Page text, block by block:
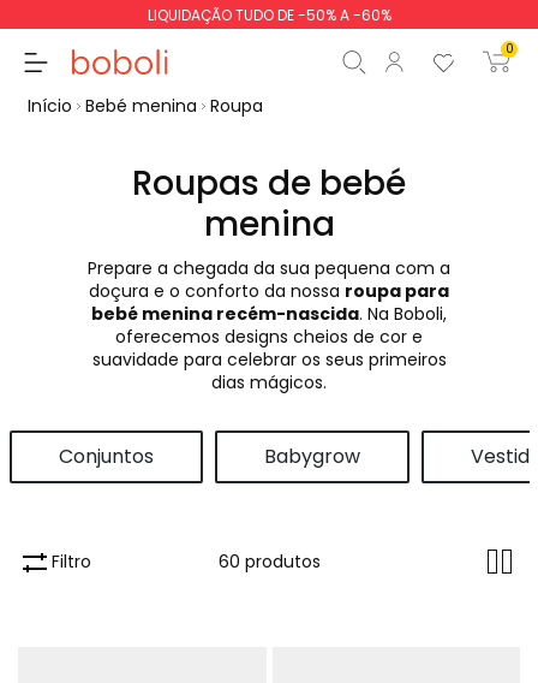
LIQUIDAÇÃO TUDO DE -50% A -60%
0
Continua Iniciar ordem
Início Bebé menina Roupa
Roupas de bebé
menina
Prepare a chegada da sua pequena com a
doçura e o conforto da nossa roupa para
bebé menina recém-nascida. Na Boboli,
oferecemos designs cheios de cor e
suavidade para celebrar os seus primeiros
dias mágicos.
Conjuntos Babygrow
Filtro 60 produtos